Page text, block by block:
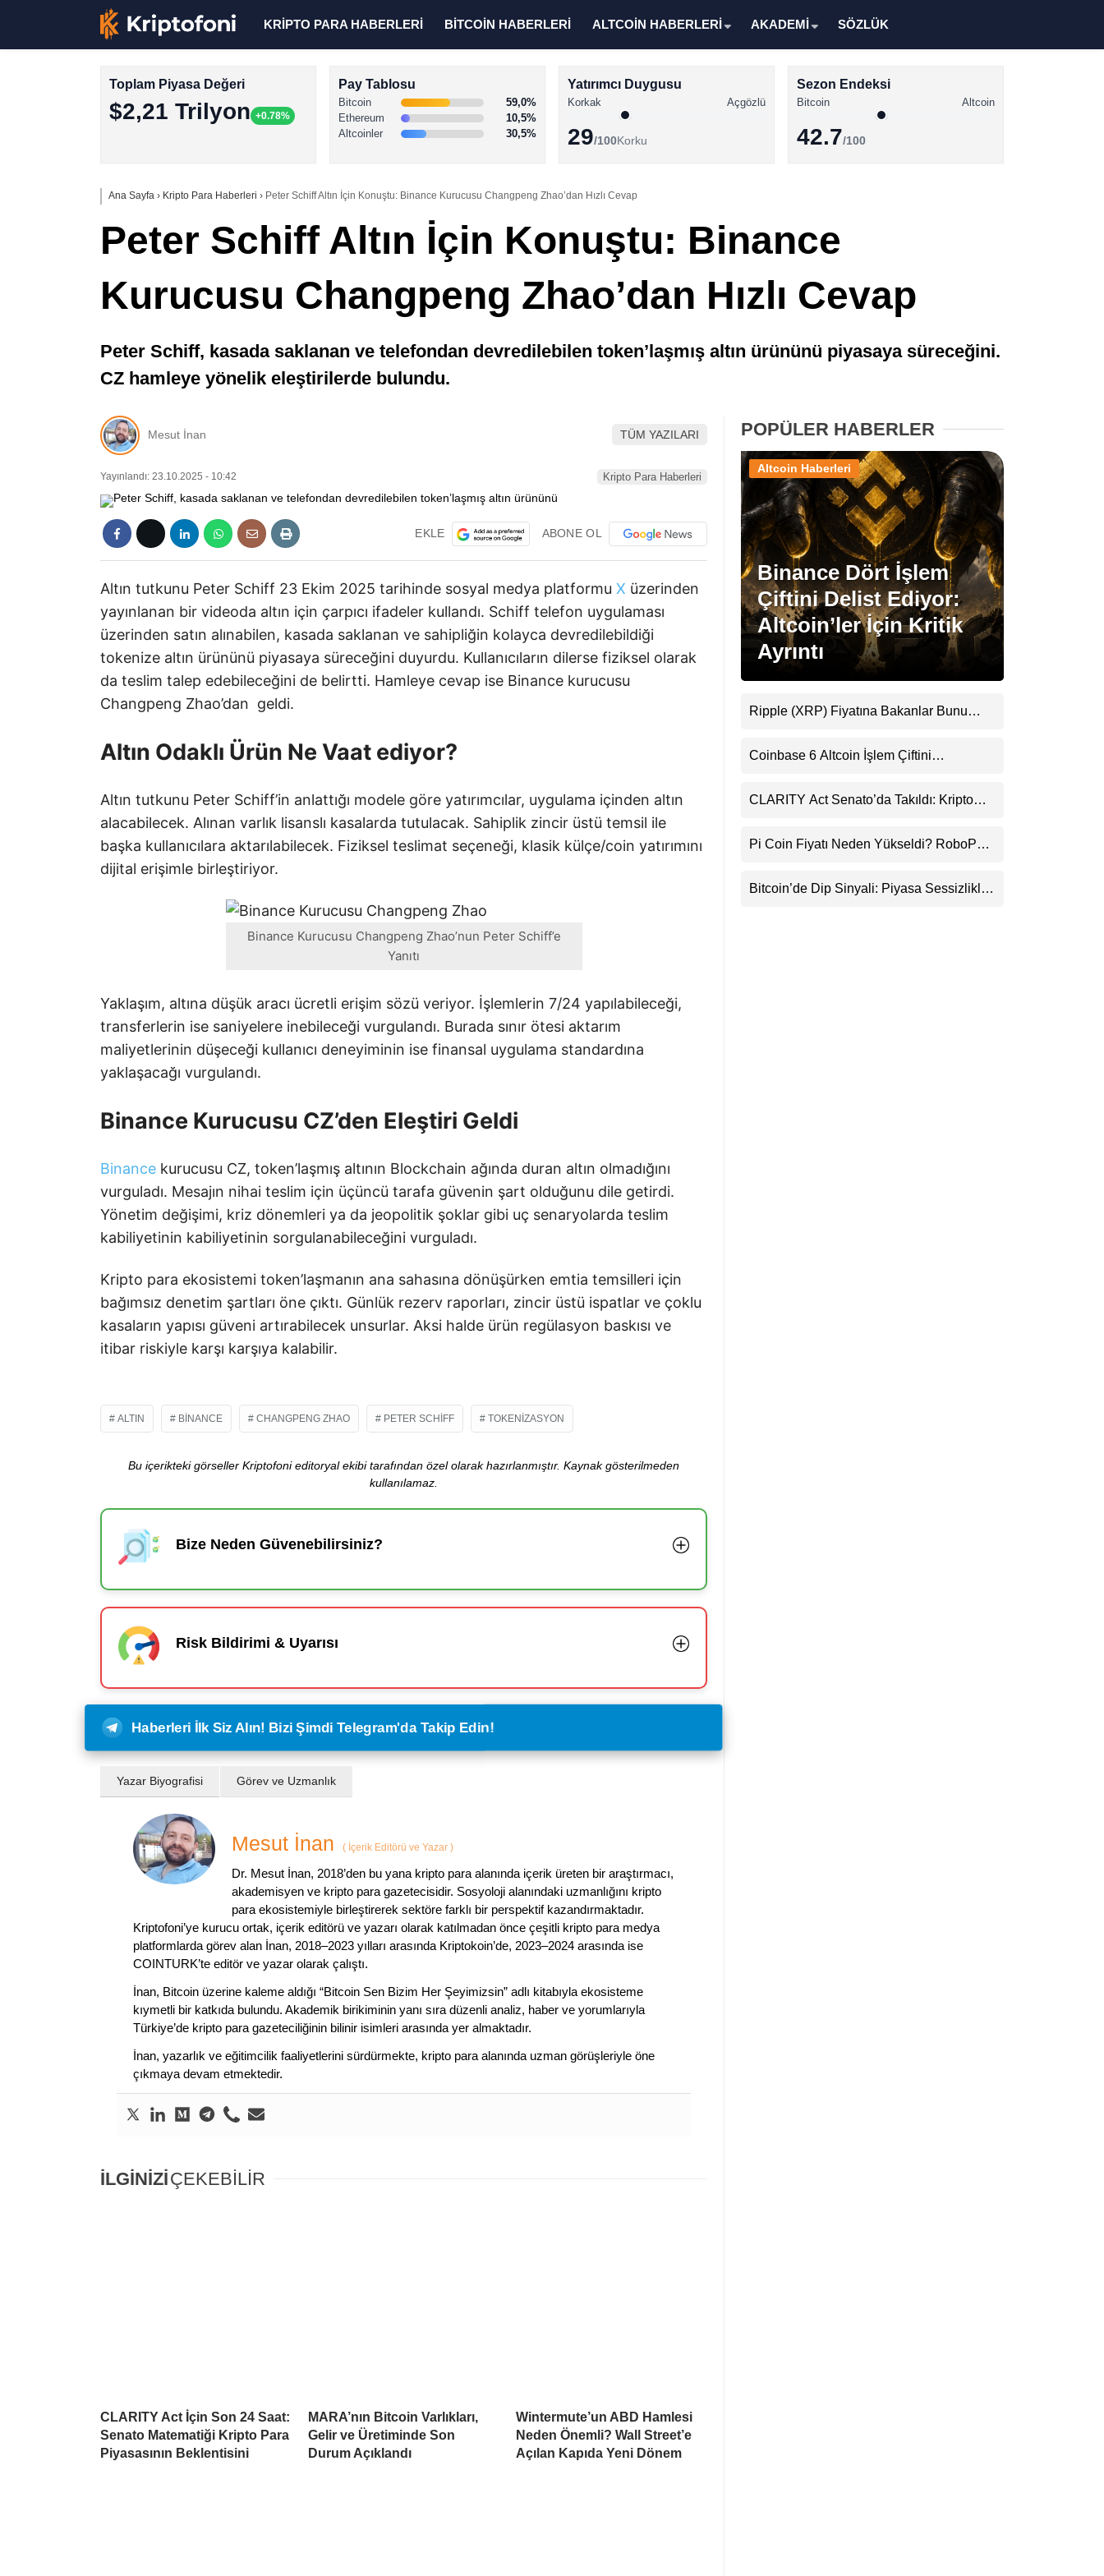
Solana Haberleri
Memecoin Haberleri
Facebook
Instagram
Youtube
TikTok
KRİPTO PARA HABERLERİ BİTCOİN HABERLERİ ALTCOİN HABERLERİ AKADEMİ SÖZLÜK
Toplam Piyasa Değeri
$2,21 Trilyon +0.78%
Pay Tablosu
Bitcoin
59,0%
Ethereum
10,5%
Altcoinler
30,5%
Yatırımcı Duygusu
Korkak Açgözlü
29/100Korku
Sezon Endeksi
Bitcoin Altcoin
42.7/100
Ana Sayfa › Kripto Para Haberleri › Peter Schiff Altın İçin Konuştu: Binance Kurucusu Changpeng Zhao’dan Hızlı Cevap
Peter Schiff Altın İçin Konuştu: Binance
Kurucusu Changpeng Zhao’dan Hızlı Cevap
Peter Schiff, kasada saklanan ve telefondan devredilebilen token’laşmış altın ürününü piyasaya süreceğini.
CZ hamleye yönelik eleştirilerde bulundu.
Mesut İnan TÜM YAZILARI
Yayınlandı: 23.10.2025 - 10:42 Kripto Para Haberleri
EKLE ABONE OL
Altın tutkunu Peter Schiff 23 Ekim 2025 tarihinde sosyal medya platformu X üzerinden
yayınlanan bir videoda altın için çarpıcı ifadeler kullandı. Schiff telefon uygulaması
üzerinden satın alınabilen, kasada saklanan ve sahipliğin kolayca devredilebildiği
tokenize altın ürününü piyasaya süreceğini duyurdu. Kullanıcıların dilerse fiziksel olarak
da teslim talep edebileceğini de belirtti. Hamleye cevap ise Binance kurucusu
Changpeng Zhao’dan geldi.
Altın Odaklı Ürün Ne Vaat ediyor?
Altın tutkunu Peter Schiff’in anlattığı modele göre yatırımcılar, uygulama içinden altın
alacabilecek. Alınan varlık lisanslı kasalarda tutulacak. Sahiplik zincir üstü temsil ile
başka kullanıcılara aktarılabilecek. Fiziksel teslimat seçeneği, klasik külçe/coin yatırımını
dijital erişimle birleştiriyor.
Binance Kurucusu Changpeng Zhao’nun Peter Schiff’e
Yanıtı
Yaklaşım, altına düşük aracı ücretli erişim sözü veriyor. İşlemlerin 7/24 yapılabileceği,
transferlerin ise saniyelere inebileceği vurgulandı. Burada sınır ötesi aktarım
maliyetlerinin düşeceği kullanıcı deneyiminin ise finansal uygulama standardına
yaklaşacağı vurgulandı.
Binance Kurucusu CZ’den Eleştiri Geldi
Binance kurucusu CZ, token’laşmış altının Blockchain ağında duran altın olmadığını
vurguladı. Mesajın nihai teslim için üçüncü tarafa güvenin şart olduğunu dile getirdi.
Yönetim değişimi, kriz dönemleri ya da jeopolitik şoklar gibi uç senaryolarda teslim
kabiliyetinin kabiliyetinin sorgulanabileceğini vurguladı.
Kripto para ekosistemi token’laşmanın ana sahasına dönüşürken emtia temsilleri için
bağımsız denetim şartları öne çıktı. Günlük rezerv raporları, zincir üstü ispatlar ve çoklu
kasaların yapısı güveni artırabilecek unsurlar. Aksi halde ürün regülasyon baskısı ve
itibar riskiyle karşı karşıya kalabilir.
ALTIN BINANCE CHANGPENG ZHAO PETER SCHIFF TOKENIZASYON
Bu içerikteki görseller Kriptofoni editoryal ekibi tarafından özel olarak hazırlanmıştır. Kaynak gösterilmeden
kullanılamaz.
Bize Neden Güvenebilirsiniz?
Risk Bildirimi & Uyarısı
Haberleri İlk Siz Alın! Bizi Şimdi Telegram'da Takip Edin!
Yazar Biyografisi Görev ve Uzmanlık
Mesut İnan ( İçerik Editörü ve Yazar )
Dr. Mesut İnan, 2018’den bu yana kripto para alanında içerik üreten bir araştırmacı,
akademisyen ve kripto para gazetecisidir. Sosyoloji alanındaki uzmanlığını kripto
para ekosistemiyle birleştirerek sektöre farklı bir perspektif kazandırmaktadır.
Kriptofoni’ye kurucu ortak, içerik editörü ve yazarı olarak katılmadan önce çeşitli kripto para medya
platformlarda görev alan İnan, 2018–2023 yılları arasında Kriptokoin’de, 2023–2024 arasında ise
COINTURK’te editör ve yazar olarak çalıştı.
İnan, Bitcoin üzerine kaleme aldığı “Bitcoin Sen Bizim Her Şeyimizsin” adlı kitabıyla ekosisteme
kıymetli bir katkıda bulundu. Akademik birikiminin yanı sıra düzenli analiz, haber ve yorumlarıyla
Türkiye’de kripto para gazeteciliğinin bilinir isimleri arasında yer almaktadır.
İnan, yazarlık ve eğitimcilik faaliyetlerini sürdürmekte, kripto para alanında uzman görüşleriyle öne
çıkmaya devam etmektedir.
İLGİNİZİÇEKEBİLİR
CLARITY Act İçin Son 24 Saat:
Senato Matematiği Kripto Para
Piyasasının Beklentisini
MARA’nın Bitcoin Varlıkları,
Gelir ve Üretiminde Son
Durum Açıklandı
Wintermute’un ABD Hamlesi
Neden Önemli? Wall Street’e
Açılan Kapıda Yeni Dönem
POPÜLER HABERLER
Binance Dört İşlem
Çiftini Delist Ediyor:
Altcoin’ler İçin Kritik
Ayrıntı
Altcoin Haberleri
Ripple (XRP) Fiyatına Bakanlar Bunu
Uyarı
Coinbase 6 Altcoin İşlem Çiftini
CLARITY Act Senato’da Takıldı: Kripto
Pi Coin Fiyatı Neden Yükseldi? RoboPay
Destekledi
Bitcoin’de Dip Sinyali: Piyasa Sessizlikle